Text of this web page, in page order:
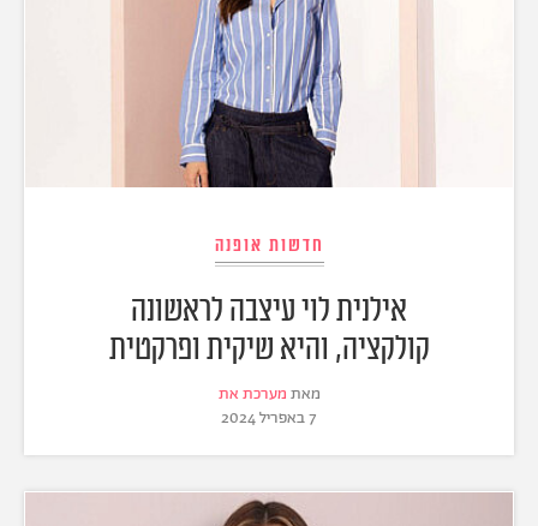
חדשות אופנה
אילנית לוי עיצבה לראשונה
קולקציה, והיא שיקית ופרקטית
מאת מערכת את
7 באפריל 2024